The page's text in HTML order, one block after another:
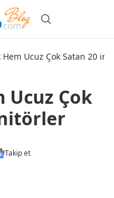
Hem Ucuz Çok Satan 20
Ucuz Çok
Takip et